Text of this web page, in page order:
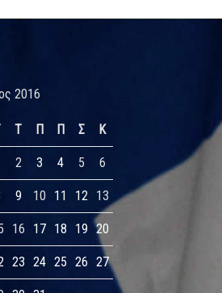
2016
Τ Π Π Σ Κ
2 3 4 5 6
9 10 11 12 13
16 17 18 19 20
23 24 25 26 27